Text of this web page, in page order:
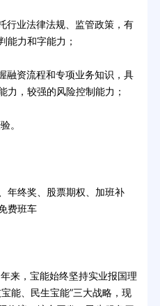
业法律法规、监管政策，有
能力和字能力；
资流程和专项业务知识，具
力，较强的风险控制能力；
。
终奖、股票期权、加班补
费班车
，宝能始终坚持实业报国理
能、民生宝能”三大战略，现